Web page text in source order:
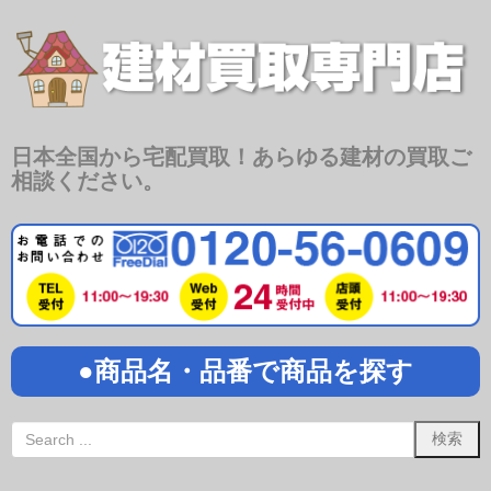
日本全国から宅配買取！あらゆる建材の買取ご
相談ください。
●商品名・品番で商品を探す